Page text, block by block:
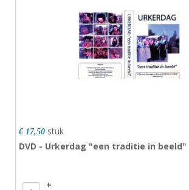
€ 17,50 stuk
DVD - Urkerdag "een traditie in beeld"
+